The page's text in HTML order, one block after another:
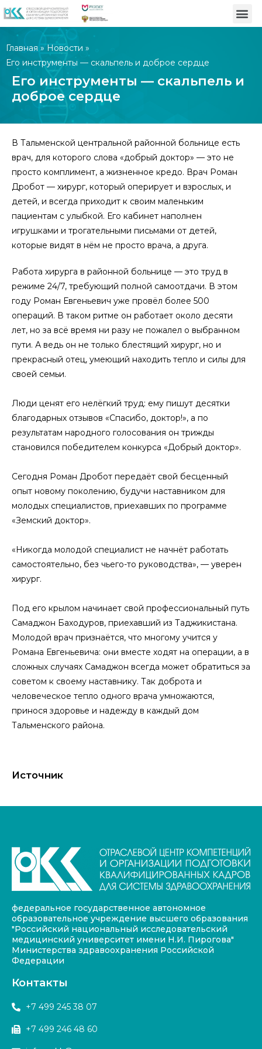
Главная »Новости »
Его инструменты — скальпель и доброе сердце
Его инструменты — скальпель и
доброе сердце
В Тальменской центральной районной больнице есть
врач, для которого слова «добрый доктор» — это не
просто комплимент, а жизненное кредо. Врач Роман
Дробот — хирург, который оперирует и взрослых, и
детей, и всегда приходит к своим маленьким
пациентам с улыбкой. Его кабинет наполнен
игрушками и трогательными письмами от детей,
которые видят в нём не просто врача, а друга.
Работа хирурга в районной больнице — это труд в
режиме 24/7, требующий полной самоотдачи. В этом
году Роман Евгеньевич уже провёл более 500
операций. В таком ритме он работает около десяти
лет, но за всё время ни разу не пожалел о выбранном
пути. А ведь он не только блестящий хирург, но и
прекрасный отец, умеющий находить тепло и силы для
своей семьи.
Люди ценят его нелёгкий труд: ему пишут десятки
благодарных отзывов «Спасибо, доктор!», а по
результатам народного голосования он трижды
становился победителем конкурса «Добрый доктор».
Сегодня Роман Дробот передаёт свой бесценный
опыт новому поколению, будучи наставником для
молодых специалистов, приехавших по программе
«Земский доктор».
«Никогда молодой специалист не начнёт работать
самостоятельно, без чьего-то руководства», — уверен
хирург.
Под его крылом начинает свой профессиональный путь
Самаджон Баходуров, приехавший из Таджикистана.
Молодой врач признаётся, что многому учится у
Романа Евгеньевича: они вместе ходят на операции, а в
сложных случаях Самаджон всегда может обратиться за
советом к своему наставнику. Так доброта и
человеческое тепло одного врача умножаются,
принося здоровье и надежду в каждый дом
Тальменского района.
Источник
федеральное государственное автономное
образовательное учреждение высшего образования
"Российский национальный исследовательский
медицинский университет имени Н.И. Пирогова"
Министерства здравоохранения Российской
Федерации
Контакты
+7 499 245 38 07
+7 499 246 48 60